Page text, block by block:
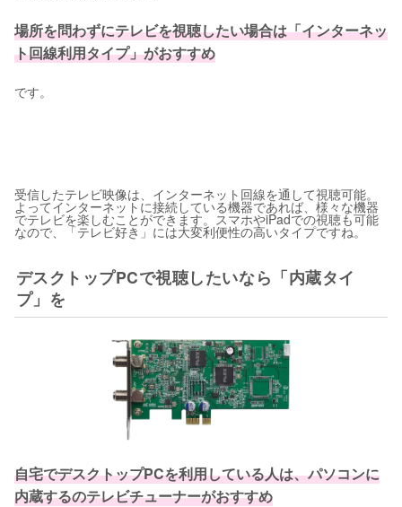
場所を問わずにテレビを視聴したい場合は「インターネッ
ト回線利用タイプ」がおすすめ
です。
受信したテレビ映像は、インターネット回線を通して視聴可能。
よってインターネットに接続している機器であれば、様々な機器
でテレビを楽しむことができます。スマホやiPadでの視聴も可能
なので、「テレビ好き」には大変利便性の高いタイプですね。
デスクトップPCで視聴したいなら「内蔵タイ
プ」を
自宅でデスクトップPCを利用している人は、パソコンに
内蔵するのテレビチューナーがおすすめ